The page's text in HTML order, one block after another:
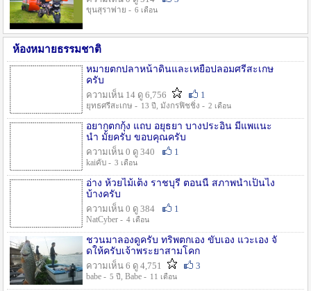
ขุนสุราพ่าย - 6 เดือน
ห้องหมายธรรมชาติ
หมายตกปลาหน้าดินและเหยื่อปลอมศรีสะเกษ
ครับ
ความเห็น 14 ดู 6,756
1
ยุทธศรีสะเกษ - 13 ปี , มังกรฟิชชิ่ง - 2 เดือน
อยากตกกุ้ง แถบ อยุธยา บางประอิน มีแพแนะ
นำ มั้ยครับ ขอบคุณครับ
ความเห็น 0 ดู 340
1
kaiคับ - 3 เดือน
อ่าง ห้วยไม้เต็ง ราชบุรี ตอนนี้ สภาพน้ำเป็นไง
บ้างครับ
ความเห็น 0 ดู 384
1
NatCyber - 4 เดือน
ชวนมาลองดูครับ ทริพตกเอง ขับเอง แวะเอง จั
ดให้ครับเจ้าพระยาสามโคก
ความเห็น 6 ดู 4,751
3
babe - 5 ปี , Babe - 11 เดือน